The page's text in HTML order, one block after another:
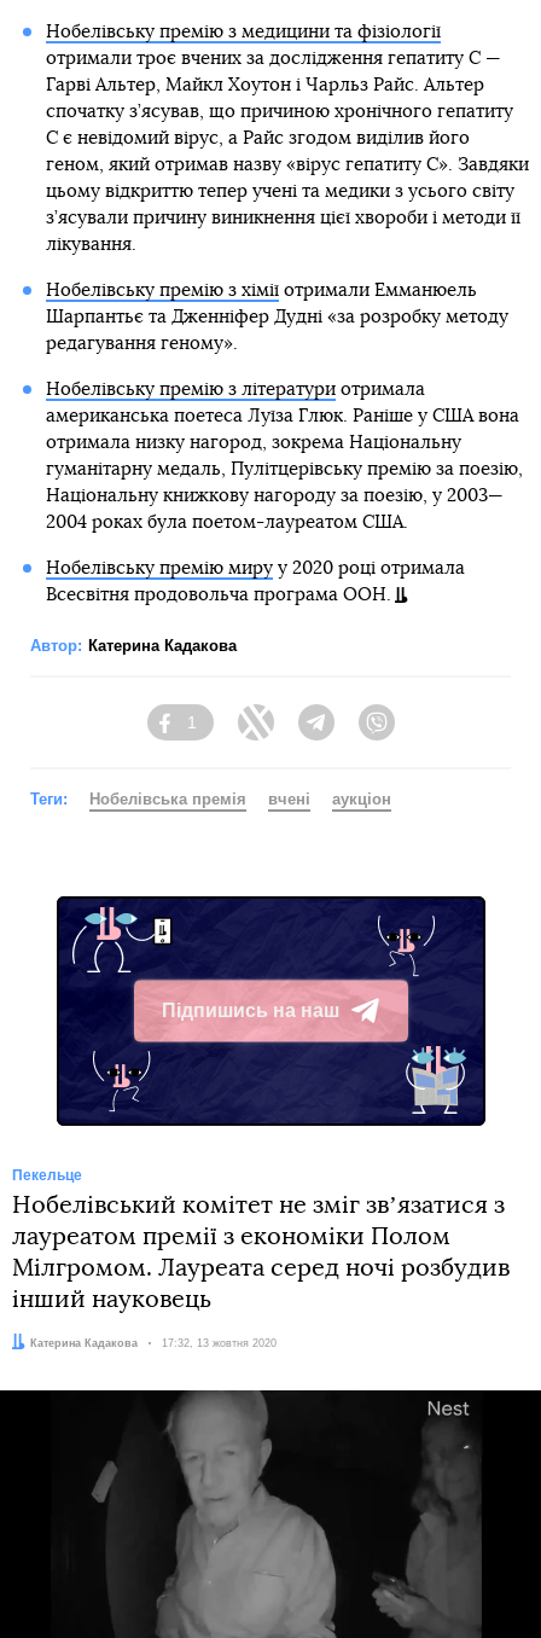
Нобелівську премію з медицини та фізіології
отримали троє вчених за дослідження гепатиту С —
Гарві Альтер, Майкл Хоутон і Чарльз Райс. Альтер
спочатку з’ясував, що причиною хронічного гепатиту
С є невідомий вірус, а Райс згодом виділив його
геном, який отримав назву «вірус гепатиту С». Завдяки
цьому відкриттю тепер учені та медики з усього світу
з’ясували причину виникнення цієї хвороби і методи її
лікування.
Нобелівську премію з хіміїотримали Емманюель
Шарпантьє та Дженніфер Дудні «за розробку методу
редагування геному».
Нобелівську премію з літературиотримала
американська поетеса Луїза Глюк. Раніше у США вона
отримала низку нагород, зокрема Національну
гуманітарну медаль, Пулітцерівську премію за поезію,
Національну книжкову нагороду за поезію, у 2003—
2004 роках була поетом-лауреатом США.
Нобелівську премію мируу 2020 році отримала
Всесвітня продовольча програма ООН.
Автор: Катерина Кадакова
Facebook
1
Twitter Telegram
Теги: Нобелівська премія вчені аукціон
Підпишись на наш
Telegram
Пекельце
Нобелівський комітет не зміг звʼязатися з
лауреатом премії з економіки Полом
Мілгромом. Лауреата серед ночі розбудив
інший науковець
Автор:Катерина Кадакова Дата:
17:32, 13 жовтня 2020